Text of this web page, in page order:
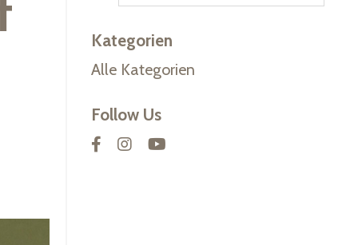
Kategorien
Alle Kategorien
Follow Us